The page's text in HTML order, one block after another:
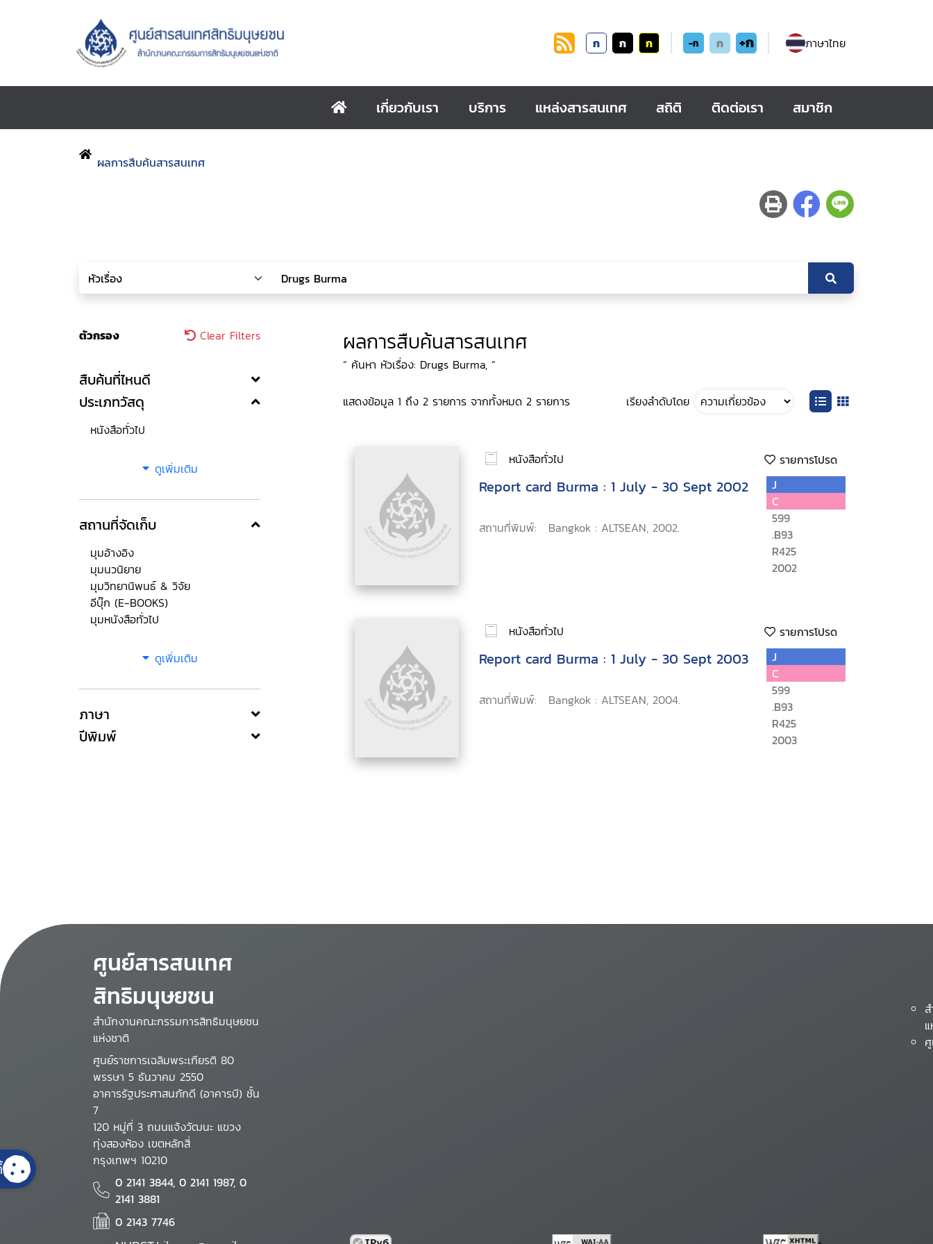
ก ก ก -ก ก +ก ภาษาไทย
เกี่ยวกับเรา บริการ แหล่งสารสนเทศ สถิติ ติดต่อเรา สมาชิก
ผลการสืบค้นสารสนเทศ
ตัวกรอง Clear Filters
สืบค้นที่ไหนดี
ประเภทวัสดุ
หนังสือทั่วไป
ดูเพิ่มเติม
สถานที่จัดเก็บ
มุมอ้างอิง
มุมนวนิยาย
มุมวิทยานิพนธ์ & วิจัย
อีบุ๊ก (E-BOOKS)
มุมหนังสือทั่วไป
ดูเพิ่มเติม
ภาษา
ปีพิมพ์
ผลการสืบค้นสารสนเทศ
“ ค้นหา หัวเรื่อง: Drugs Burma, ”
แสดงข้อมูล 1 ถึง 2 รายการ จากทั้งหมด 2 รายการ เรียงลำดับโดย
หนังสือทั่วไป รายการโปรด
Report card Burma : 1 July - 30 Sept 2002
สถานที่พิมพ์: Bangkok : ALTSEAN, 2002.
J
C
599
.B93
R425
2002
หนังสือทั่วไป รายการโปรด
Report card Burma : 1 July - 30 Sept 2003
สถานที่พิมพ์: Bangkok : ALTSEAN, 2004.
J
C
599
.B93
R425
2003
ศูนย์สารสนเทศ
สิทธิมนุษยชน
สำนักงานคณะกรรมการสิทธิมนุษยชน
แห่งชาติ
ศูนย์ราชการเฉลิมพระเกียรติ 80
พรรษา 5 ธันวาคม 2550
อาคารรัฐประศาสนภักดี (อาคารบี) ชั้น
7
120 หมู่ที่ 3 ถนนแจ้งวัฒนะ แขวง
ทุ่งสองห้อง เขตหลักสี่
กรุงเทพฯ 10210
0 2141 3844, 0 2141 1987, 0
2141 3881
0 2143 7746